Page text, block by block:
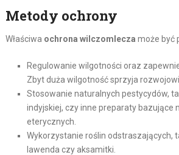
Metody ochrony
Właściwa ochrona wilczomlecza może być
Regulowanie wilgotności oraz
Zbyt duża wilgotność sprzyja
Stosowanie naturalnych pestycydów,
indyjskiej, czy inne preparaty bazujące
eterycznych.
Wykorzystanie roślin odstraszających,
lawenda czy aksamitki.